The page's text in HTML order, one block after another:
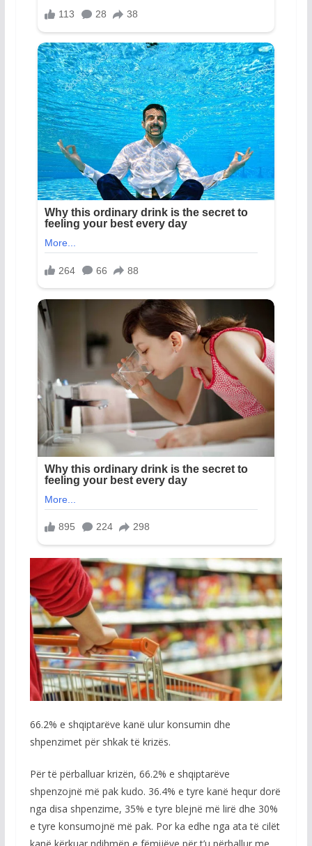
66.2% e shqiptarëve kanë ulur konsumin dhe
shpenzimet për shkak të krizës.
Për të përballuar krizën, 66.2% e shqiptarëve
shpenzojnë më pak kudo. 36.4% e tyre kanë hequr dorë
nga disa shpenzime, 35% e tyre blejnë më lirë dhe 30%
e tyre konsumojnë më pak. Por ka edhe nga ata të cilët
kanë kërkuar ndihmën e fëmijëve për t’u përballur me